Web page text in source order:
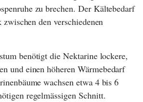
zu brechen. Der Kältebedarf
den verschiedenen
benötigt die Nektarine lockere,
und einen höheren Wärmebedarf
wachsen etwa 4 bis 6
regelmässigen Schnitt.